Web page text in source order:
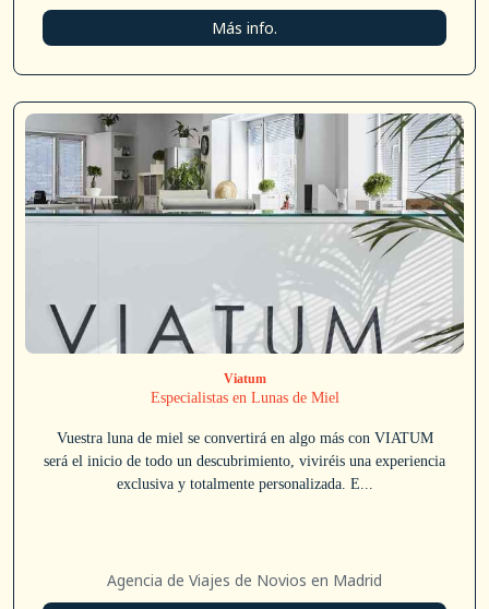
Más info.
Viatum
Especialistas en Lunas de Miel
Vuestra luna de miel se convertirá en algo más con VIATUM
será el inicio de todo un descubrimiento, viviréis una experiencia
exclusiva y totalmente personalizada. E...
Agencia de Viajes de Novios en Madrid